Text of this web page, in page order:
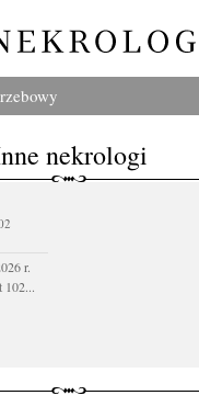
nekrologi
r.
102...